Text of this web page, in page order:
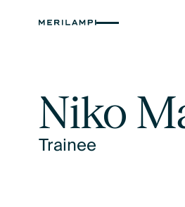
Niko
Trainee